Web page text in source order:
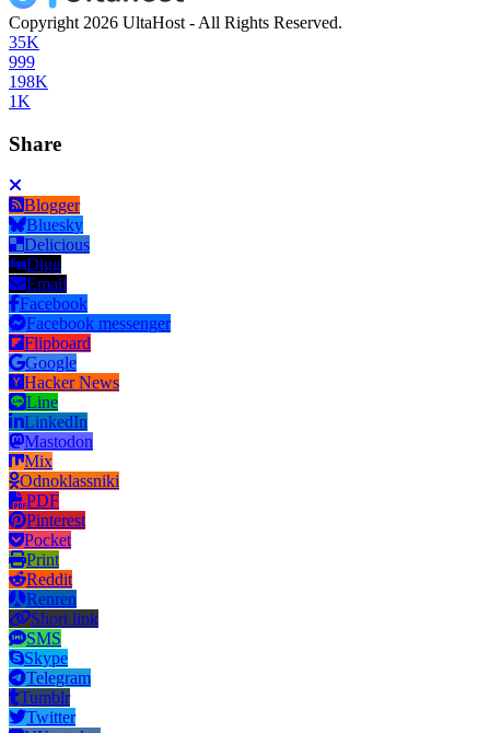
Copyright 2026 UltaHost - All Rights Reserved.
35K
999
198K
1K
Share
Blogger
Bluesky
Delicious
Digg
Email
Facebook
Facebook messenger
Flipboard
Google
Hacker News
Line
LinkedIn
Mastodon
Mix
Odnoklassniki
PDF
Pinterest
Pocket
Print
Reddit
Renren
Short link
SMS
Skype
Telegram
Tumblr
Twitter